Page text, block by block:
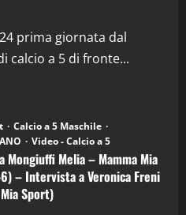
prima giornata dal
calcio a 5 di fronte...
Calcio a 5 Maschile
Video - Calcio a 5
Mongiuffi Melia – Mamma Mia
– Intervista a Veronica Freni
Sport)
in Podcast: 29^ Puntata
Aprile 2026)
in Podcast
in Podcast: 28^ Puntata
Aprile 2026)